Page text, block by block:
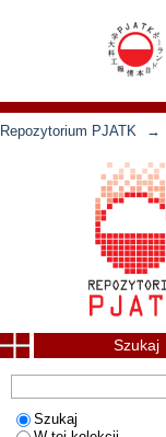
Repozytorium PJATK →
Szukaj
Szukaj